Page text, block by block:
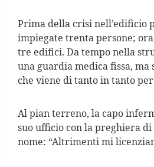
Prima della crisi nell’edificio
impiegate trenta persone;
tre edifici. Da tempo nella
una guardia medica fissa, ma
che viene di tanto in tanto
Al pian terreno, la capo
suo ufficio con la preghiera
nome: “Altrimenti mi